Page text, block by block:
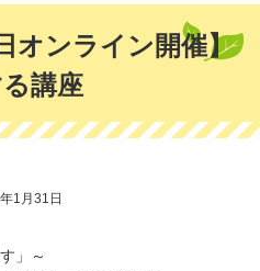
オンライン開催】
る講座
1月31日
」～